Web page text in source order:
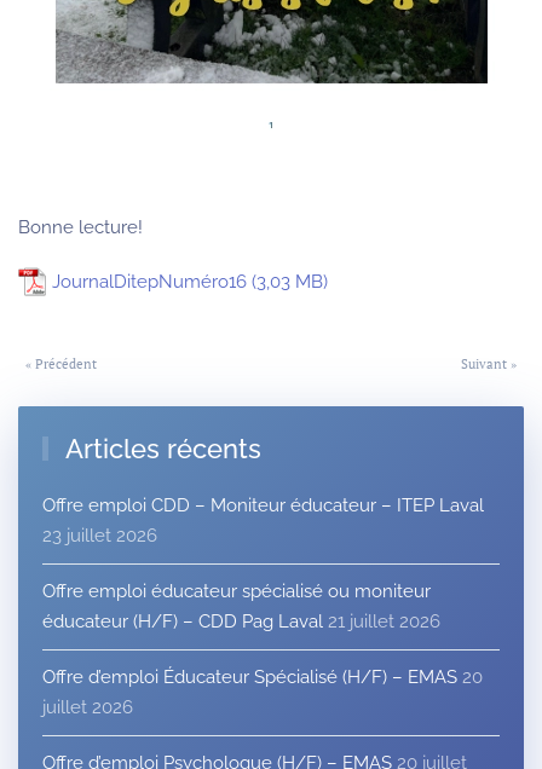
Bonne lecture!
JournalDitepNuméro16
« Précédent Suivant »
Articles récents
Offre emploi CDD – Moniteur éducateur – ITEP Laval
23 juillet 2026
Offre emploi éducateur spécialisé ou moniteur
éducateur (H/F) – CDD Pag Laval 21 juillet 2026
Offre d’emploi Éducateur Spécialisé (H/F) – EMAS 20
juillet 2026
Offre d’emploi Psychologue (H/F) – EMAS 20 juillet